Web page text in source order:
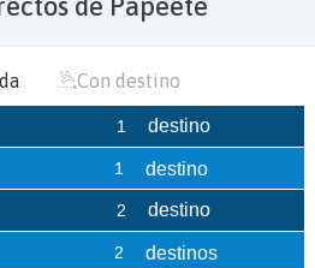
Con destino